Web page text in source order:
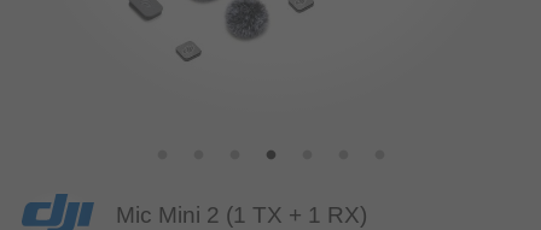
Mic Mini 2 (1 TX + 1 RX)